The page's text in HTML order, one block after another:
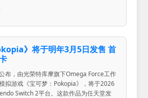
》将于明年3月5日发售 首
布，由光荣特库摩旗下Omega Force工作
拟游戏《宝可梦：Pokopia》，将于2026
Switch 2平台。这款作品为任天堂发